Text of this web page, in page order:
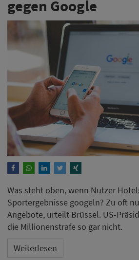
gegen Google
Was steht oben, wenn Nutzer
Sportergebnisse googeln? Zu oft
Angebote, urteilt Brüssel. US-
die Millionenstrafe so gar nicht.
Weiterlesen